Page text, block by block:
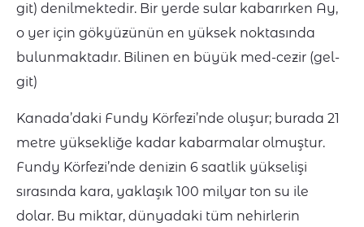
git) denilmektedir. Bir yerde sular kabarırken Ay,
o yer için gökyüzünün en yüksek noktasında
bulunmaktadır. Bilinen en büyük med-cezir (gel-
git)
Kanada’daki Fundy Körfezi’nde oluşur; burada 21
metre yüksekliğe kadar kabarmalar olmuştur.
Fundy Körfezi’nde denizin 6 saatlik yükselişi
sırasında kara, yaklaşık 100 milyar ton su ile
dolar. Bu miktar, dünyadaki tüm nehirlerin